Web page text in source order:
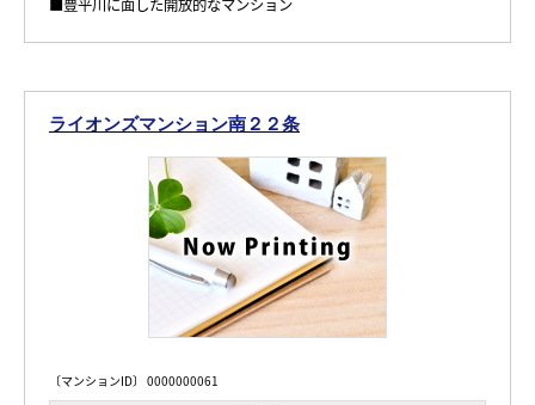
ライオンズマンション南２２条
〔マンションID〕 0000000061